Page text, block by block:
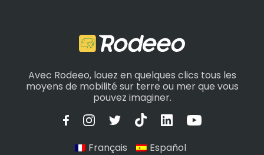
Avec Rodeeo, louez en quelques clics tous les
moyens de mobilité sur terre ou mer que vous
pouvez imaginer.
Français Español